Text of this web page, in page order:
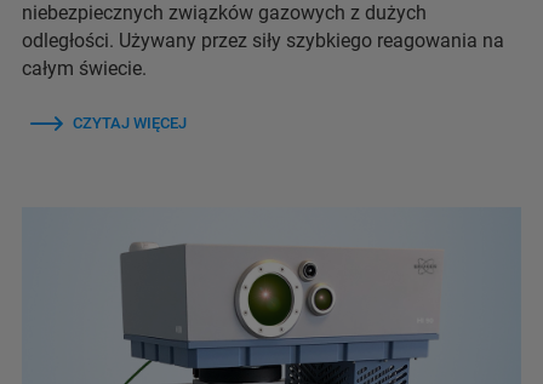
niebezpiecznych związków gazowych z dużych
odległości. Używany przez siły szybkiego reagowania na
całym świecie.
CZYTAJ WIĘCEJ